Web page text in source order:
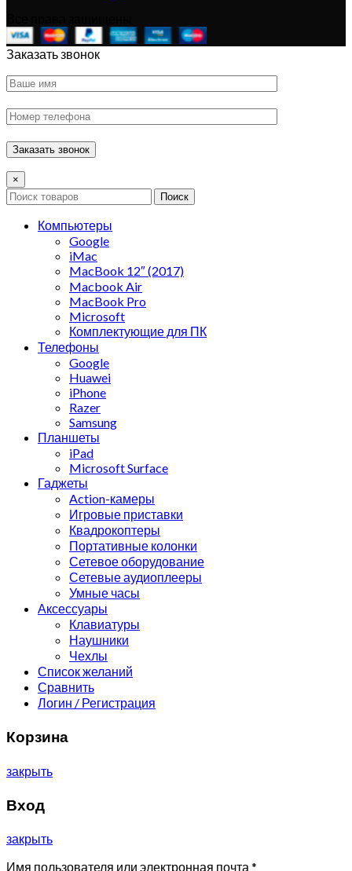
Заказать звонок
×
Поиск
Компьютеры
Google
iMac
MacBook 12″ (2017)
Macbook Air
MacBook Pro
Microsoft
Комплектующие для ПК
Телефоны
Google
Huawei
iPhone
Razer
Samsung
Планшеты
iPad
Microsoft Surface
Гаджеты
Action-камеры
Игровые приставки
Квадрокоптеры
Портативные колонки
Сетевое оборудование
Сетевые аудиоплееры
Умные часы
Аксессуары
Клавиатуры
Наушники
Чехлы
Список желаний
Сравнить
Логин / Регистрация
Корзина
закрыть
Вход
закрыть
Имя пользователя или электронная почта *